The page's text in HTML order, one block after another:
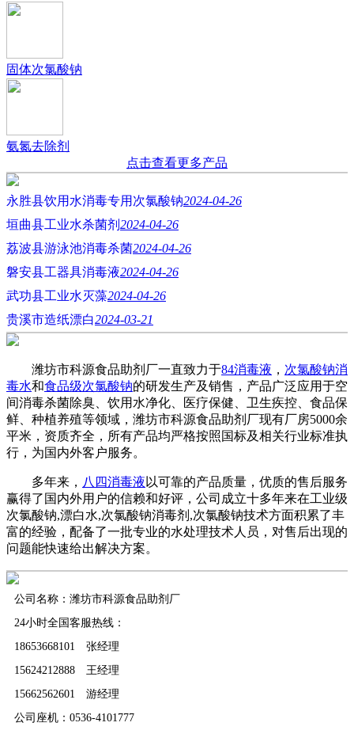
固体次氯酸钠
氨氮去除剂
点击查看更多产品
永胜县饮用水消毒专用次氯酸钠2024-04-26
垣曲县工业水杀菌剂 2024-04-26
荔波县游泳池消毒杀菌2024-04-26
磐安县工器具消毒液2024-04-26
武功县工业水灭藻2024-04-26
贵溪市造纸漂白2024-03-21
潍坊市科源食品助剂厂一直致力于84消毒液 ， 次氯酸钠消
毒水和食品级次氯酸钠的研发生产及销售，产品广泛应用于空
间消毒杀菌除臭、饮用水净化、医疗保健、卫生疾控、食品保
鲜、种植养殖等领域，潍坊市科源食品助剂厂现有厂房5000余
平米，资质齐全，所有产品均严格按照国标及相关行业标准执
行，为国内外客户服务。
多年来， 八四消毒液 以可靠的产品质量，优质的售后服务
赢得了国内外用户的信赖和好评，公司成立十多年来在工业级
次氯酸钠,漂白水,次氯酸钠消毒剂,次氯酸钠技术方面积累了丰
富的经验，配备了一批专业的水处理技术人员，对售后出现的
问题能快速给出解决方案。
公司名称：潍坊市科源食品助剂厂
24小时全国客服热线：
18653668101 张经理
15624212888 王经理
15662562601 游经理
公司座机：0536-4101777